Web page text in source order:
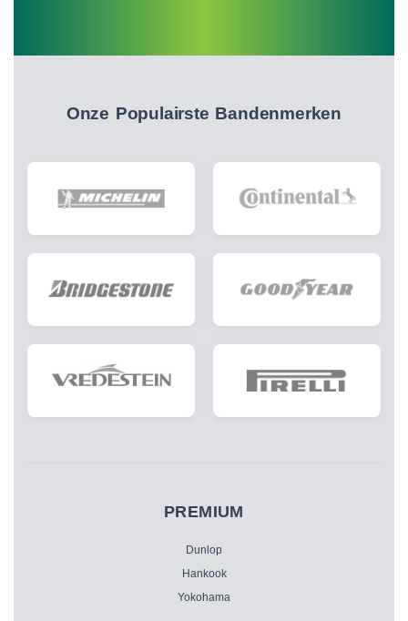
Onze Populairste Bandenmerken
PREMIUM
Dunlop
Hankook
Yokohama